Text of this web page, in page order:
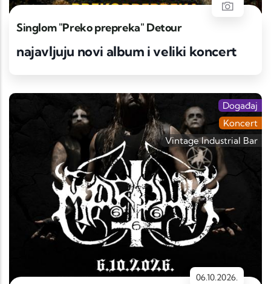
Singlom "Preko prepreka" Detour
najavljuju novi album i veliki koncert
06.10.2026.
Događaj
Koncert
Vintage Industrial Bar